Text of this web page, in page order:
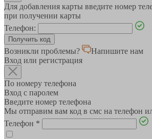
Для добавления карты введите номер
при получении карты
Телефон:
Возникли проблемы?
Напишите нам
Вход или регистрация
По номеру телефона
Вход с паролем
Введите номер телефона
Мы отправим вам код в смс на телефон
Телефон *